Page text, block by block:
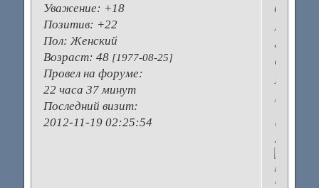
Уважение: +18
Позитив: +22
Пол: Женский
Возраст: 48 [1977-08-25]
Провел на форуме:
22 часа 37 минут
Последний визит:
2012-11-19 02:25:54
был
Dolce
&
Light
Blue
.